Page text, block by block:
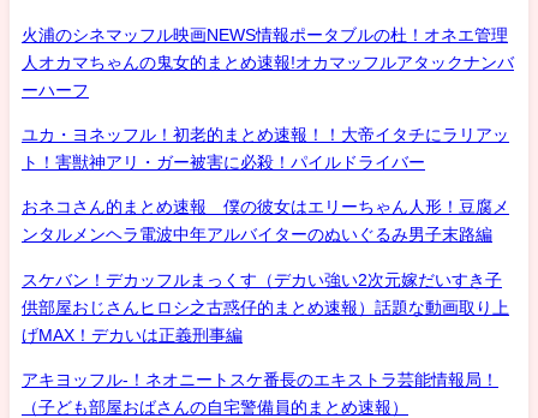
火浦のシネマッフル映画NEWS情報ポータブルの杜！オネエ管理
人オカマちゃんの鬼女的まとめ速報!オカマッフルアタックナンバ
ーハーフ
ユカ・ヨネッフル！初老的まとめ速報！！大帝イタチにラリアッ
ト！害獣神アリ・ガー被害に必殺！パイルドライバー
おネコさん的まとめ速報 僕の彼女はエリーちゃん人形！豆腐メ
ンタルメンヘラ電波中年アルバイターのぬいぐるみ男子末路編
スケバン！デカッフルまっくす（デカい強い2次元嫁だいすき子
供部屋おじさんヒロシ之古惑仔的まとめ速報）話題な動画取り上
げMAX！デカいは正義刑事編
アキヨッフル-！ネオニートスケ番長のエキストラ芸能情報局！
（子ども部屋おばさんの自宅警備員的まとめ速報）